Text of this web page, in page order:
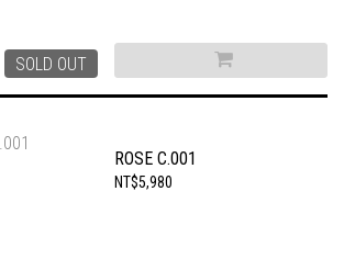
SOLD OUT
ROSE C.001
NT$5,980